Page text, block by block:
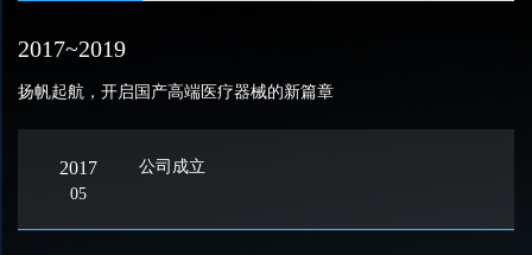
2017~2019
扬帆起航，开启国产高端医疗器械的新篇章
2017
05
公司成立